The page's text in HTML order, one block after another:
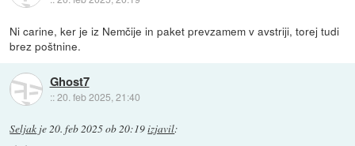
Ni carine, ker je iz Nemčije in paket prevzamem v avstriji, torej tudi
brez poštnine.
Ghost7
::20. feb 2025, 21:40
Seljak je20. feb 2025 ob 20:19izjavil: